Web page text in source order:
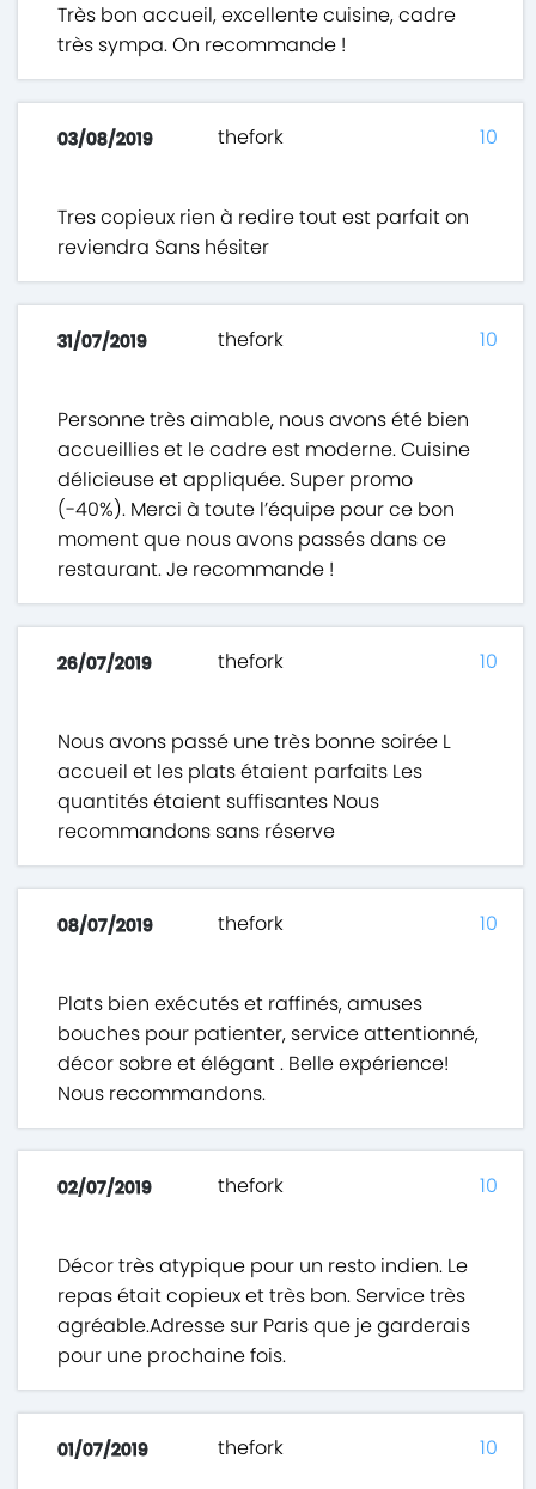
Très bon accueil, excellente cuisine, cadre
très sympa. On recommande !
03/08/2019 thefork
Tres copieux rien à redire tout est parfait on
reviendra Sans hésiter
10
31/07/2019 thefork
Personne très aimable, nous avons été bien
accueillies et le cadre est moderne. Cuisine
délicieuse et appliquée. Super promo
(-40%). Merci à toute l’équipe pour ce bon
moment que nous avons passés dans ce
restaurant. Je recommande !
10
26/07/2019 thefork
Nous avons passé une très bonne soirée L
accueil et les plats étaient parfaits Les
quantités étaient suffisantes Nous
recommandons sans réserve
10
08/07/2019 thefork
Plats bien exécutés et raffinés, amuses
bouches pour patienter, service attentionné,
décor sobre et élégant . Belle expérience!
Nous recommandons.
10
02/07/2019 thefork
Décor très atypique pour un resto indien. Le
repas était copieux et très bon. Service très
agréable.Adresse sur Paris que je garderais
pour une prochaine fois.
10
01/07/2019 thefork 10